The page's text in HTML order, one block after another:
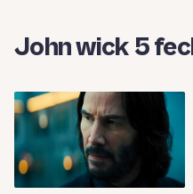
John wick 5